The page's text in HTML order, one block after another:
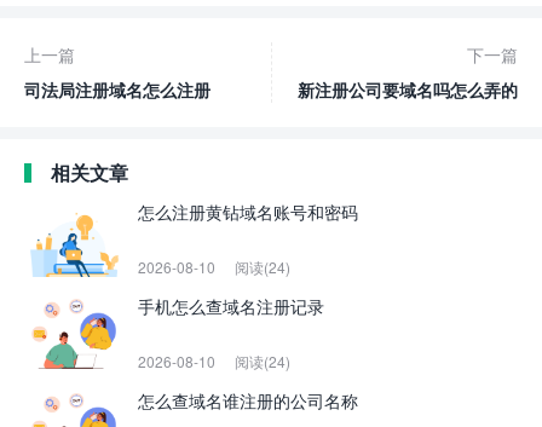
上一篇
司法局注册域名怎么注册
下一篇
新注册公司要域名吗怎么弄的
相关文章
怎么注册黄钻域名账号和密码
2026-08-10 阅读(24)
手机怎么查域名注册记录
2026-08-10 阅读(24)
怎么查域名谁注册的公司名称